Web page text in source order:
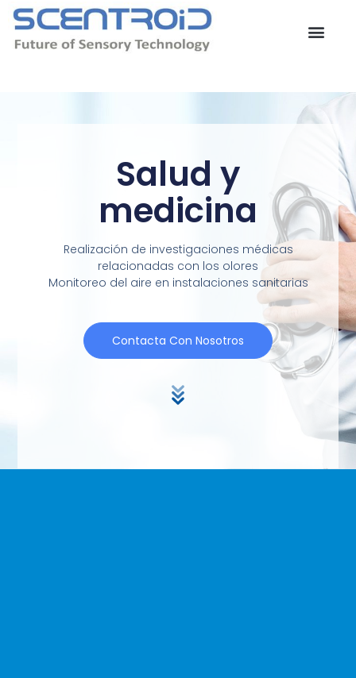
contenido
Salud y
medicina
Realización de investigaciones médicas
relacionadas con los olores
Monitoreo del aire en instalaciones sanitarias
Contacta Con Nosotros